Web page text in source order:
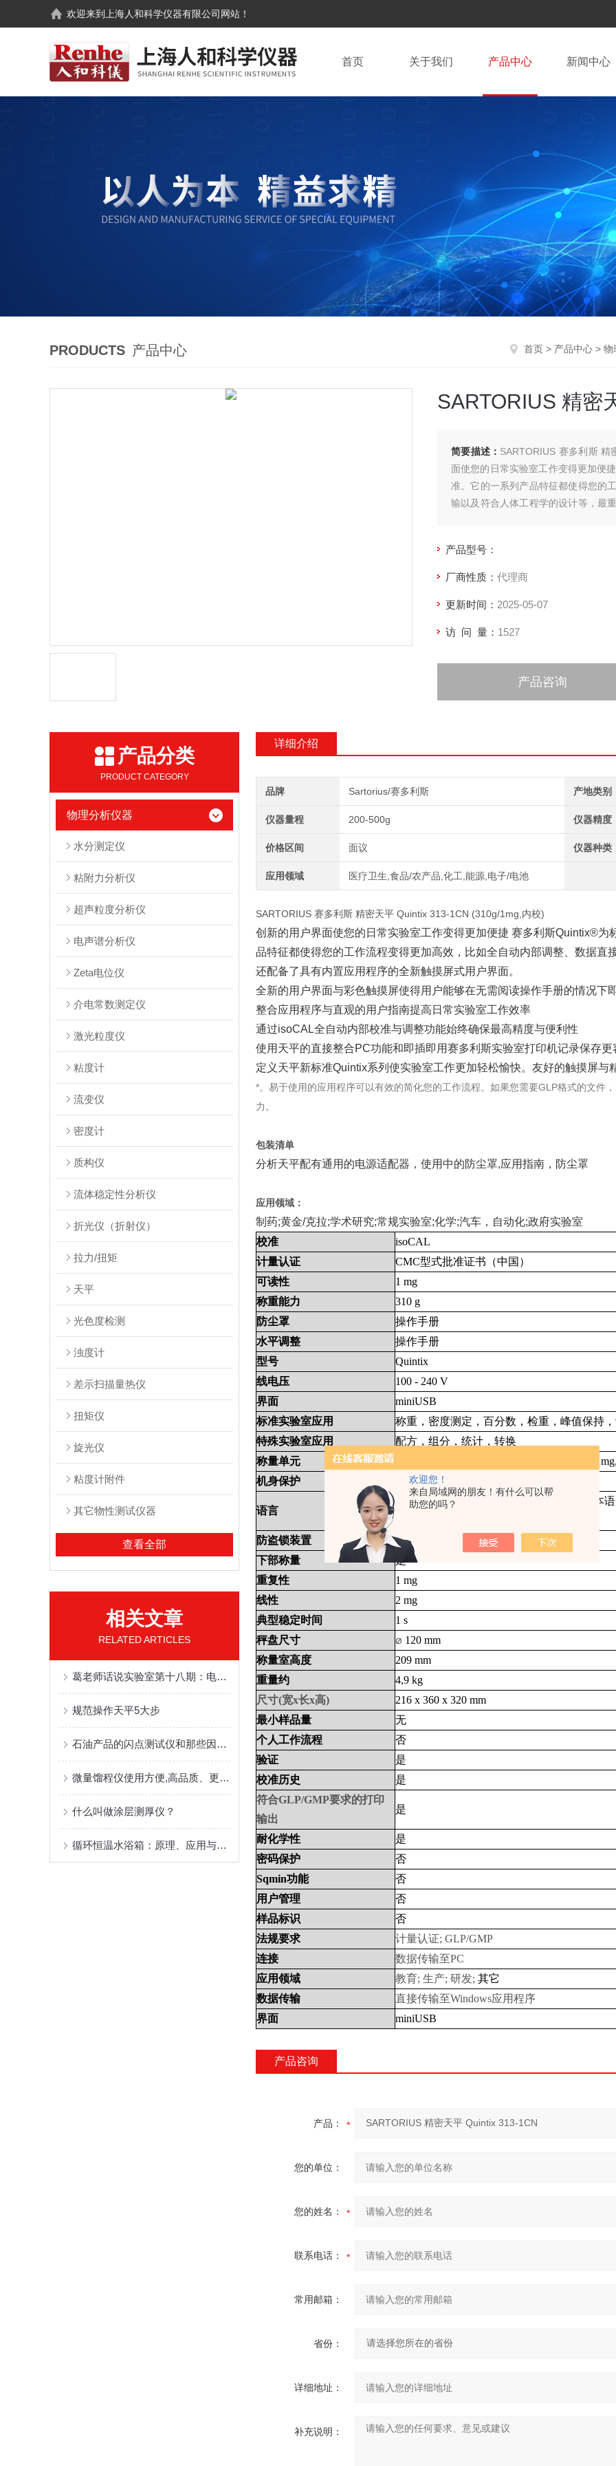
欢迎您！
来自局域网的朋友！有什么可以帮
助您的吗？
欢迎来到 上海人和科学仪器有限公司 网站！
首页 关于我们 产品中心 新闻中心
PRODUCTS 产品中心 首页 > 产品中心 > 物
SARTORIUS 精密
简要描述： SARTORIUS 赛多利斯
面使您的日常实验室工作变得更加便
准。它的一系列产品特征都使得您的
输以及符合人体工程学的设计等，最
产品型号：
厂商性质： 代理商
更新时间： 2025-05-07
访 问 量： 1527
产品咨询
产品分类
PRODUCT CATEGORY
物理分析仪器
水分测定仪
粘附力分析仪
超声粒度分析仪
电声谱分析仪
Zeta电位仪
介电常数测定仪
激光粒度仪
粘度计
流变仪
密度计
质构仪
流体稳定性分析仪
折光仪（折射仪）
拉力/扭矩
天平
光色度检测
浊度计
差示扫描量热仪
扭矩仪
旋光仪
粘度计附件
其它物性测试仪器
查看全部
相关文章
RELATED ARTICLES
葛老师话说实验室第十八期：电子天平內校与外校
规范操作天平5大步
石油产品的闪点测试仪和那些因素有关
微量馏程仪使用方便,高品质、更安全
什么叫做涂层测厚仪？
循环恒温水浴箱：原理、应用与维护技术解析
详细介绍
品牌 Sartorius/赛多利斯 产地类别
仪器量程 200-500g 仪器精度
价格区间 面议 仪器种类
应用领域 医疗卫生,食品/农产品,化工,能源,电子/电池
SARTORIUS 赛多利斯 精密天平 Quintix 313-1CN (310g/1mg,内校)
创新的用户界面使您的日常实验室工作变得更加便捷 赛多利斯Quintix®
品特征都使得您的工作流程变得更加高效，比如全自动内部调整、数据直
还配备了具有内置应用程序的全新触摸屏式用户界面。
全新的用户界面与彩色触摸屏使得用户能够在无需阅读操作手册的情况下
整合应用程序与直观的用户指南提高日常实验室工作效率
通过isoCAL全自动内部校准与调整功能始终确保最高精度与便利性
使用天平的直接整合PC功能和即插即用赛多利斯实验室打印机记录保存更
定义天平新标准Quintix系列使实验室工作更加轻松愉快。友好的触摸屏与
*。易于使用的应用程序可以有效的简化您的工作流程。如果您需要GLP格式的文件
力。
包装清单
分析天平配有通用的电源适配器，使用中的防尘罩,应用指南，防尘罩
应用领域：
制药;黄金/克拉;学术研究;常规实验室;化学;汽车，自动化;政府实验室
校准
isoCAL
计量认证
CMC型式批准证书（中国）
可读性
1 mg
称重能力
310 g
防尘罩
操作手册
水平调整
操作手册
型号
Quintix
线电压
100 - 240 V
界面
miniUSB
标准实验室应用
称重，密度测定，百分数，检重，峰值保持
特殊实验室应用
配方，组分，统计，转换
称量单元
g, ct, mom, kg, lb, oz, ozt, tlh, tls, tlt, GN, dwt,
机身保护
可用丙酮清洁的机壳
语言
汉语、英语、法语、德语、意大利语、日本
防盗锁装置
肯辛顿锁，可连接防盗锁链
下部称量
是
重复性
1 mg
线性
2 mg
典型稳定时间
1 s
秤盘尺寸
⌀ 120 mm
称量室高度
209 mm
重量约
4,9 kg
尺寸(宽x长x高)
216 x 360 x 320 mm
最小样品量
无
个人工作流程
否
验证
是
校准历史
是
符合GLP/GMP要求的打印
输出
是
耐化学性
是
密码保护
否
Sqmin功能
否
用户管理
否
样品标识
否
法规要求
计量认证; GLP/GMP
连接
数据传输至PC
应用领域
教育; 生产; 研发; 其它
数据传输
直接传输至Windows应用程序
界面
miniUSB
产品咨询
产品：
您的单位：
您的姓名：
联系电话：
常用邮箱：
省份：
详细地址：
补充说明：